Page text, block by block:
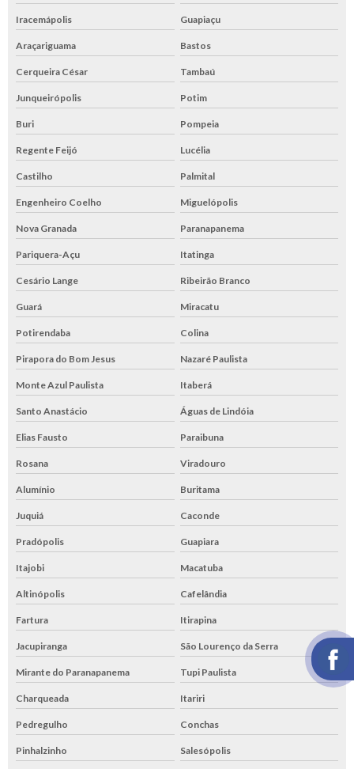
Iracemápolis Guapiaçu
Araçariguama Bastos
Cerqueira César Tambaú
Junqueirópolis Potim
Buri Pompeia
Regente Feijó Lucélia
Castilho Palmital
Engenheiro Coelho Miguelópolis
Nova Granada Paranapanema
Pariquera-Açu Itatinga
Cesário Lange Ribeirão Branco
Guará Miracatu
Potirendaba Colina
Pirapora do Bom Jesus Nazaré Paulista
Monte Azul Paulista Itaberá
Santo Anastácio Águas de Lindóia
Elias Fausto Paraibuna
Rosana Viradouro
Alumínio Buritama
Juquiá Caconde
Pradópolis Guapiara
Itajobi Macatuba
Altinópolis Cafelândia
Fartura Itirapina
Jacupiranga São Lourenço da Serra
Mirante do Paranapanema Tupi Paulista
Charqueada Itariri
Pedregulho Conchas
Pinhalzinho Salesópolis